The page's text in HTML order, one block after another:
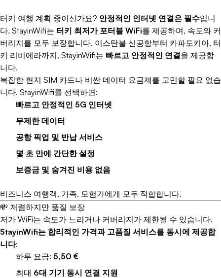
터키 여행 계획 중이신가요? 안정적인 인터넷 연결은 필수입니
다. StayinWifi는 터키 최저가 포터블 WiFi를 제공하며, 속도와 커
버리지를 모두 보장합니다. 이스탄불 신공항부터 카파도키아, 터
키 리비에라까지, StayinWifi는 빠르고 안정적인 연결을 제공합
니다.
복잡한 현지 SIM 카드나 비싼 데이터 요금제를 고민할 필요 없습
니다. StayinWifi를 선택하면:
빠르고 안정적인 5G 인터넷
무제한 데이터
공항 픽업 및 반납 서비스
몇 초 만에 간단한 설정
보증금 및 숨겨진 비용 없음
비즈니스 여행객, 가족, 모험가에게 모두 적합합니다.
💸 저렴하지만 품질 보장
저가 WiFi는 속도가 느리거나 커버리지가 제한될 수 있습니다.
StayinWifi는 합리적인 가격과 고품질 서비스를 동시에 제공합
니다:
하루 요금: 5,50 €
최대 6대 기기 동시 연결 지원